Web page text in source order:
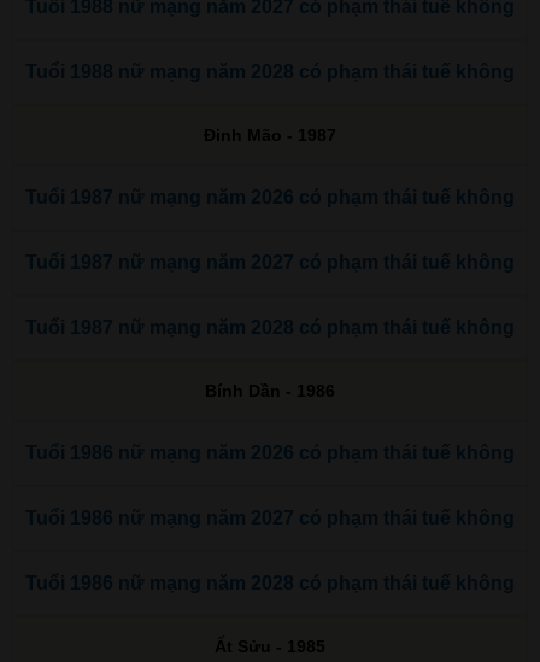
Tuổi 1988 nữ mạng năm 2027 có phạm thái tuế không
Tuổi 1988 nữ mạng năm 2028 có phạm thái tuế không
Đinh Mão - 1987
Tuổi 1987 nữ mạng năm 2026 có phạm thái tuế không
Tuổi 1987 nữ mạng năm 2027 có phạm thái tuế không
Tuổi 1987 nữ mạng năm 2028 có phạm thái tuế không
Bính Dần - 1986
Tuổi 1986 nữ mạng năm 2026 có phạm thái tuế không
Tuổi 1986 nữ mạng năm 2027 có phạm thái tuế không
Tuổi 1986 nữ mạng năm 2028 có phạm thái tuế không
Ất Sửu - 1985